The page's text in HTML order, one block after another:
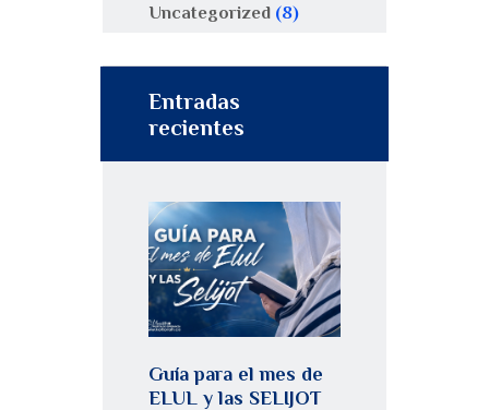
Uncategorized (8)
Entradas
recientes
Guía para el mes de
ELUL y las SELIJOT